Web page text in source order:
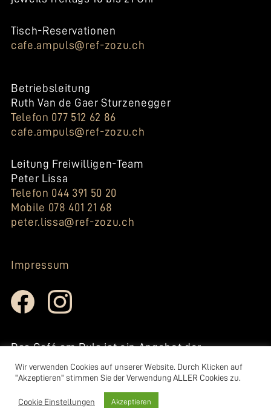
Tisch-Reservationen
cafe.ampuls@ref-zozu.ch
Betriebsleitung
Ruth Van de Gaer Sturzenegger
Telefon 077 512 62 86
cafe.ampuls@ref-zozu.ch
Leitung Freiwilligen-Team
Peter Lissa
Telefon 044 391 50 20
Mobile 078 401 21 68
peter.lissa@ref-zozu.ch
Impressum
Das Café am Puls ist ein Angebot der
reformierten Kirche Zollikon-
Zumikon.
Wir verwenden Cookies auf unserer Website. Durch Klicken auf
"Akzeptieren" stimmen Sie der Verwendung ALLER Cookies zu.
Cookie Einstellungen Akzeptieren